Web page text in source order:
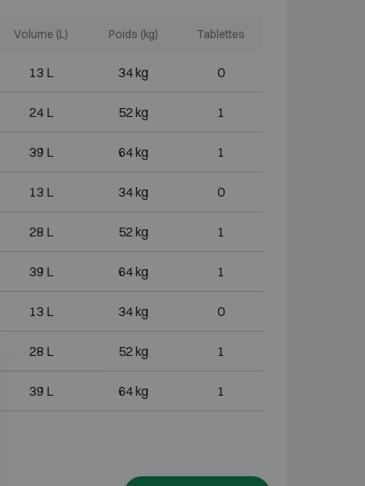
Volume (L) Poids (kg) Tablettes
13 L 34 kg 0
24 L 52 kg 1
39 L 64 kg 1
13 L 34 kg 0
28 L 52 kg 1
39 L 64 kg 1
13 L 34 kg 0
28 L 52 kg 1
39 L 64 kg 1